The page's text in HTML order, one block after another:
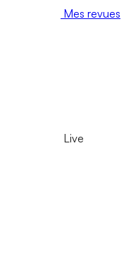
Mes revues
Live